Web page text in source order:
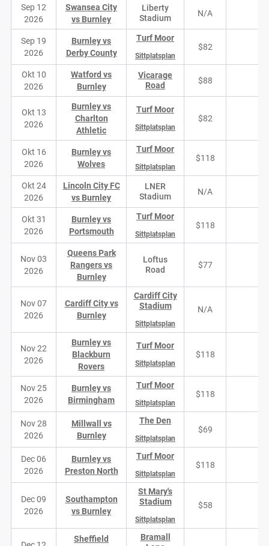
Sep 12
2026
Swansea City
vs Burnley
Liberty
Stadium
N/A
Sep 19
2026
Burnley vs
Derby County
Turf Moor
Sittplatsplan
$82
Okt 10
2026
Watford vs
Burnley
Vicarage
Road
$88
Okt 13
2026
Burnley vs
Charlton
Athletic
Turf Moor
Sittplatsplan
$82
Okt 16
2026
Burnley vs
Wolves
Turf Moor
Sittplatsplan
$118
Okt 24
2026
Lincoln City FC
vs Burnley
LNER
Stadium
N/A
Okt 31
2026
Burnley vs
Portsmouth
Turf Moor
Sittplatsplan
$118
Nov 03
2026
Queens Park
Rangers vs
Burnley
Loftus
Road
$77
Nov 07
2026
Cardiff City vs
Burnley
Cardiff City
Stadium
Sittplatsplan
N/A
Nov 22
2026
Burnley vs
Blackburn
Rovers
Turf Moor
Sittplatsplan
$118
Nov 25
2026
Burnley vs
Birmingham
Turf Moor
Sittplatsplan
$118
Nov 28
2026
Millwall vs
Burnley
The Den
Sittplatsplan
$69
Dec 06
2026
Burnley vs
Preston North
Turf Moor
Sittplatsplan
$118
Dec 09
2026
Southampton
vs Burnley
St Mary's
Stadium
Sittplatsplan
$58
Sheffield
Bramall